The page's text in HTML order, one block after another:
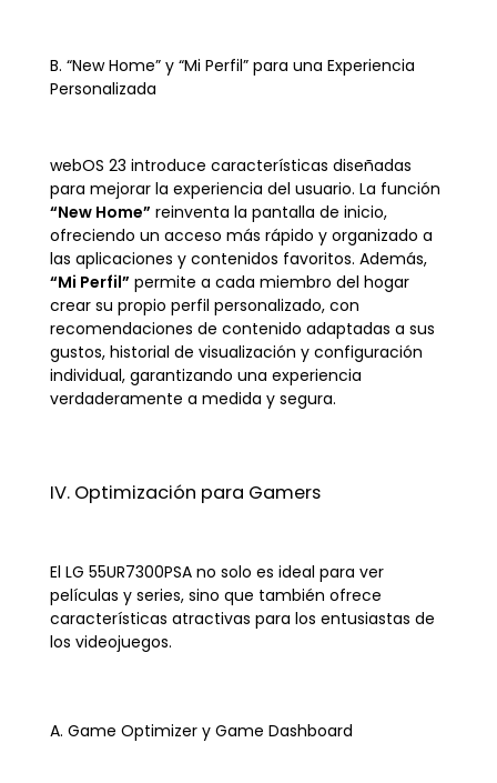
B. “New Home” y “Mi Perfil” para una Experiencia
Personalizada
webOS 23 introduce características diseñadas
para mejorar la experiencia del usuario. La función
“New Home” reinventa la pantalla de inicio,
ofreciendo un acceso más rápido y organizado a
las aplicaciones y contenidos favoritos. Además,
“Mi Perfil” permite a cada miembro del hogar
crear su propio perfil personalizado, con
recomendaciones de contenido adaptadas a sus
gustos, historial de visualización y configuración
individual, garantizando una experiencia
verdaderamente a medida y segura.
IV. Optimización para Gamers
El LG 55UR7300PSA no solo es ideal para ver
películas y series, sino que también ofrece
características atractivas para los entusiastas de
los videojuegos.
A. Game Optimizer y Game Dashboard